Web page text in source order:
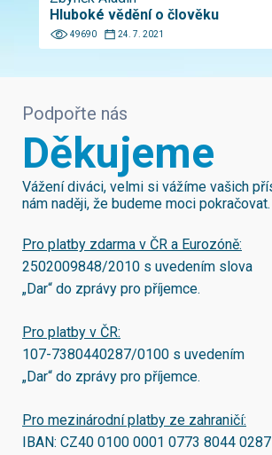
Hluboké vědění o člověku
49690 24. 7. 2021
Podpořte nás
Děkujeme
Vážení diváci, velmi si vážíme vašich
nám naději, že budeme moci pokračovat.
Pro platby zdarma v ČR a Eurozóně:
2502009848/2010 s uvedením slova
„Dar“ do zprávy pro příjemce.
Pro platby v ČR:
107-7380440287/0100 s uvedením
„Dar“ do zprávy pro příjemce.
Pro mezinárodní platby ze zahraničí:
IBAN: CZ40 0100 0001 0773 8044 0287